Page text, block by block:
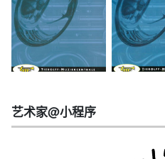
艺术家@小程序